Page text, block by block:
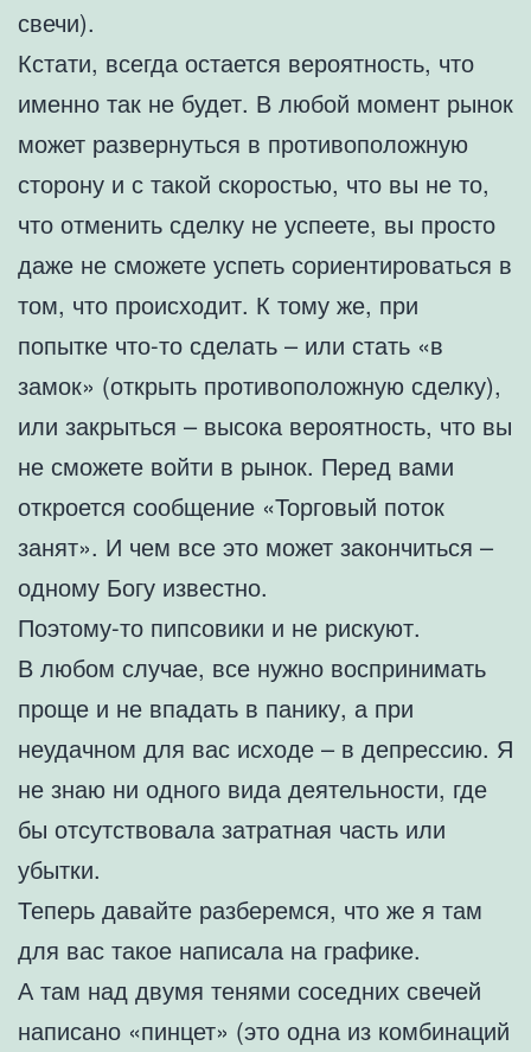
свечи).
Кстати, всегда остается вероятность, что
именно так не будет. В любой момент рынок
может развернуться в противоположную
сторону и с такой скоростью, что вы не то,
что отменить сделку не успеете, вы просто
даже не сможете успеть сориентироваться в
том, что происходит. К тому же, при
попытке что-то сделать – или стать «в
замок» (открыть противоположную сделку),
или закрыться – высока вероятность, что вы
не сможете войти в рынок. Перед вами
откроется сообщение «Торговый поток
занят». И чем все это может закончиться –
одному Богу известно.
Поэтому-то пипсовики и не рискуют.
В любом случае, все нужно воспринимать
проще и не впадать в панику, а при
неудачном для вас исходе – в депрессию. Я
не знаю ни одного вида деятельности, где
бы отсутствовала затратная часть или
убытки.
Теперь давайте разберемся, что же я там
для вас такое написала на графике.
А там над двумя тенями соседних свечей
написано «пинцет» (это одна из комбинаций